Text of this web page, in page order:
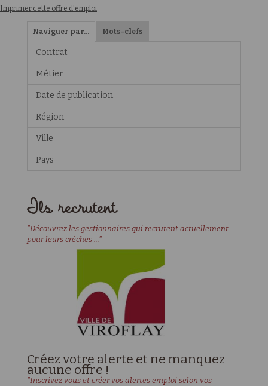
Imprimer cette offre d'emploi
Naviguer par… Mots-clefs
Contrat
Métier
Date de publication
Région
Ville
Pays
Ils recrutent
"Découvrez les gestionnaires qui recrutent actuellement
pour leurs crèches ..."
Créez votre alerte et ne manquez
aucune offre !
"Inscrivez vous et créer vos alertes emploi selon vos